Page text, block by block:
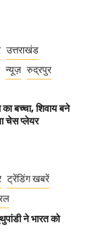
उत्तराखंड
न्यूज़ रुद्रपुर
बच्चा, शिवाय बने
चेस प्लेयर
ट्रेंडिंग खबरें
ने भारत को